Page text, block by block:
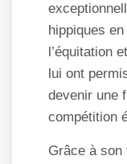
hippiques
l’équitation
lui ont
devenir une
compétition
Grâce à son